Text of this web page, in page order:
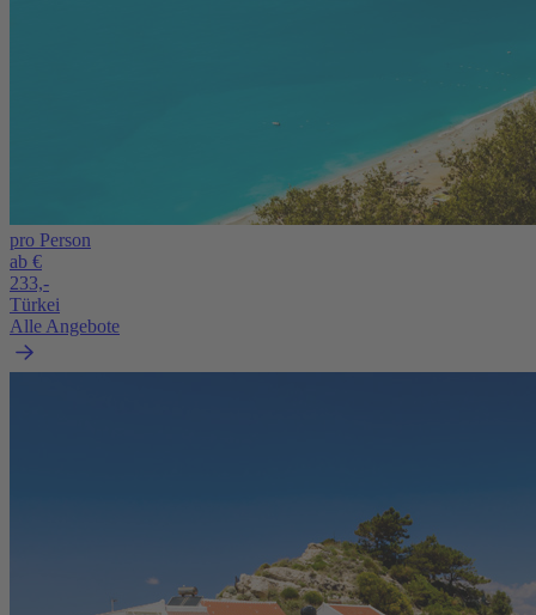
pro Person
ab €
233,-
Türkei
Alle Angebote